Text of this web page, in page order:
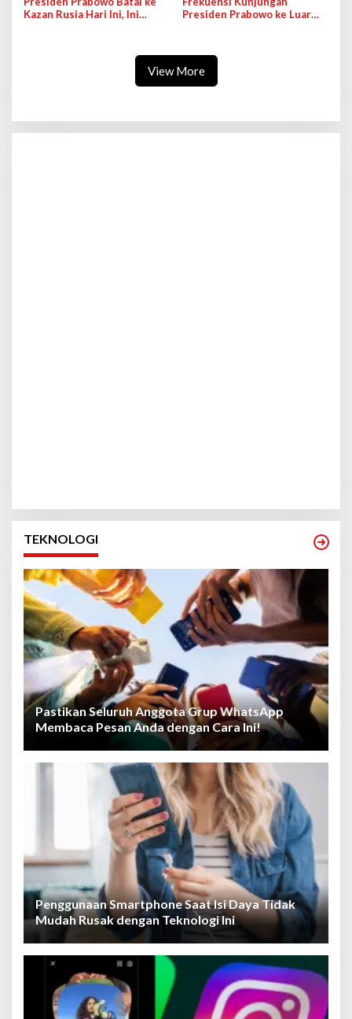
Kazan Rusia Hari Ini, Ini
Presiden Prabowo ke Luar
View More
TEKNOLOGI
Pastikan Seluruh Anggota Grup WhatsApp
Membaca Pesan Anda dengan Cara Ini!
Penggunaan Smartphone Saat Isi Daya Tidak
Mudah Rusak dengan Teknologi Ini